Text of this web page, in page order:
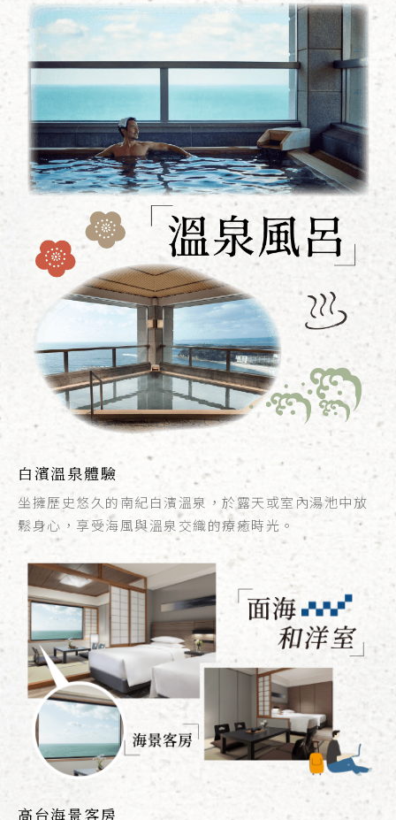
白濱溫泉體驗
坐擁歷史悠久的南紀白濱溫泉，於露天或室內湯池中放
鬆身心，享受海風與溫泉交織的療癒時光。
高台海景客房